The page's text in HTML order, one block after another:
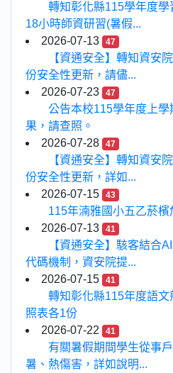
轉知彰化縣115學年度
18小時師資研習(暑假...
2026-07-13
47
【資通安全】轉知資安
份安全性更新，請儘...
2026-07-23
47
公告本校115學年度上
果，請查照。
2026-07-28
47
【資通安全】轉知資安
份安全性更新，詳如...
2026-07-15
43
115年湳雅國小五乙菸檳
2026-07-13
41
【資通安全】駭客結合
代碼機制，資安院提...
2026-07-15
41
轉知彰化縣115年度語
照表各1份
2026-07-22
41
有關暑假期間學生從事
暑、熱傷害，詳如說明...